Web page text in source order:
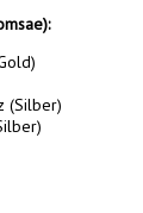
(Silber)